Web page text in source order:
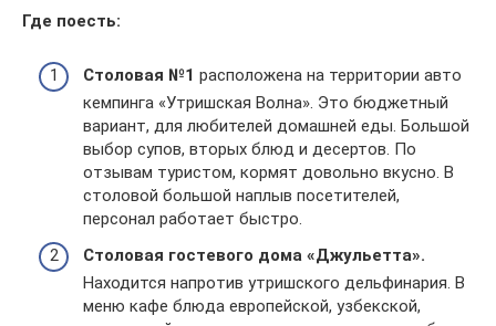
Где поесть:
Столовая №1 расположена на территории авто
кемпинга «Утришская Волна». Это бюджетный
вариант, для любителей домашней еды. Большой
выбор супов, вторых блюд и десертов. По
отзывам туристом, кормят довольно вкусно. В
столовой большой наплыв посетителей,
персонал работает быстро.
Столовая гостевого дома «Джульетта».
Находится напротив утришского дельфинария. В
меню кафе блюда европейской, узбекской,